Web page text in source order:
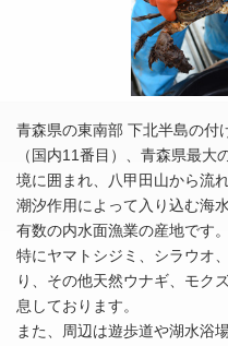
青森県の東南部 下北半島の付
（国内11番目）、青森県最
境に囲まれ、八甲田山から流
潮汐作用によって入り込む海
有数の内水面漁業の産地です。
特にヤマトシジミ、シラウオ
り、その他天然ウナギ、モク
息しております。
また、周辺は遊歩道や湖水浴